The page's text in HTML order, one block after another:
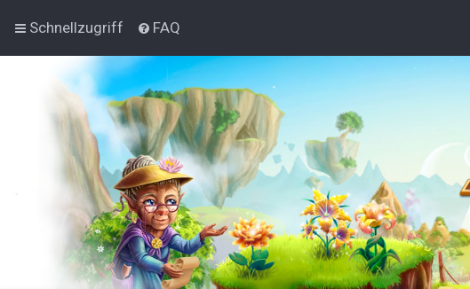
Schnellzugriff FAQ